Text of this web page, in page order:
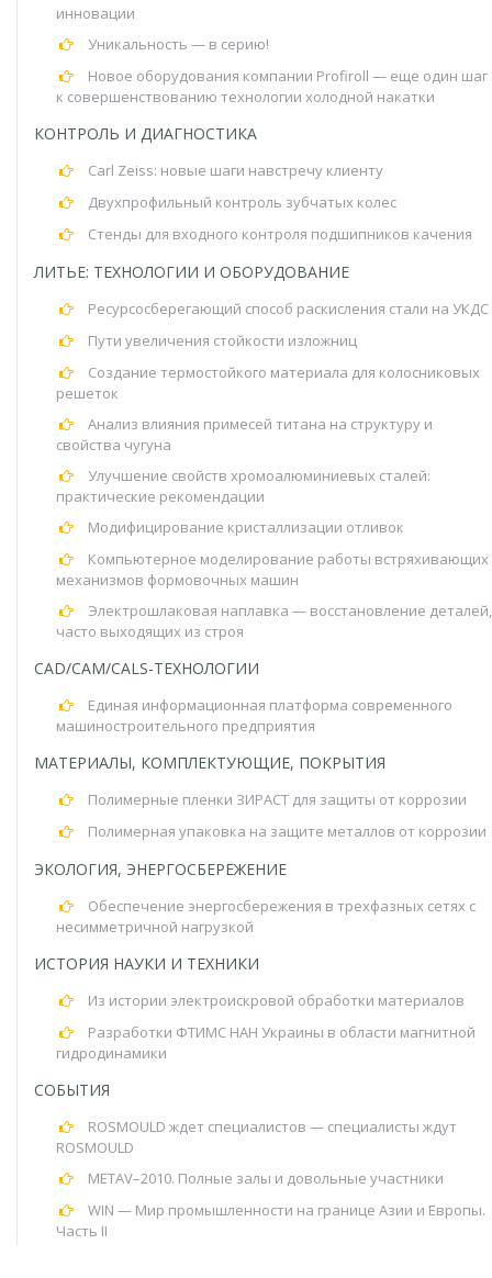
инновации
Уникальность — в серию!
Новое оборудования компании Profiroll — еще один шаг
к совершенствованию технологии холодной накатки
КОНТРОЛЬ И ДИАГНОСТИКА
Carl Zeiss: новые шаги навстречу клиенту
Двухпрофильный контроль зубчатых колес
Стенды для входного контроля подшипников качения
ЛИТЬЕ: ТЕХНОЛОГИИ И ОБОРУДОВАНИЕ
Ресурсосберегающий способ раскисления стали на УКДС
Пути увеличения стойкости изложниц
Создание термостойкого материала для колосниковых
решеток
Анализ влияния примесей титана на структуру и
свойства чугуна
Улучшение свойств хромоалюминиевых сталей:
практические рекомендации
Модифицирование кристаллизации отливок
Компьютерное моделирование работы встряхивающих
механизмов формовочных машин
Электрошлаковая наплавка — восстановление деталей,
часто выходящих из строя
CAD/CAM/CALS-ТЕХНОЛОГИИ
Единая информационная платформа современного
машиностроительного предприятия
МАТЕРИАЛЫ, КОМПЛЕКТУЮЩИЕ, ПОКРЫТИЯ
Полимерные пленки ЗИРАСТ для защиты от коррозии
Полимерная упаковка на защите металлов от коррозии
ЭКОЛОГИЯ, ЭНЕРГОСБЕРЕЖЕНИЕ
Обеспечение энергосбережения в трехфазных сетях с
несимметричной нагрузкой
ИСТОРИЯ НАУКИ И ТЕХНИКИ
Из истории электроискровой обработки материалов
Разработки ФТИМС НАН Украины в области магнитной
гидродинамики
СОБЫТИЯ
ROSMOULD ждет специалистов — специалисты ждут
ROSMOULD
METAV–2010. Полные залы и довольные участники
WIN — Мир промышленности на границе Азии и Европы.
Часть II